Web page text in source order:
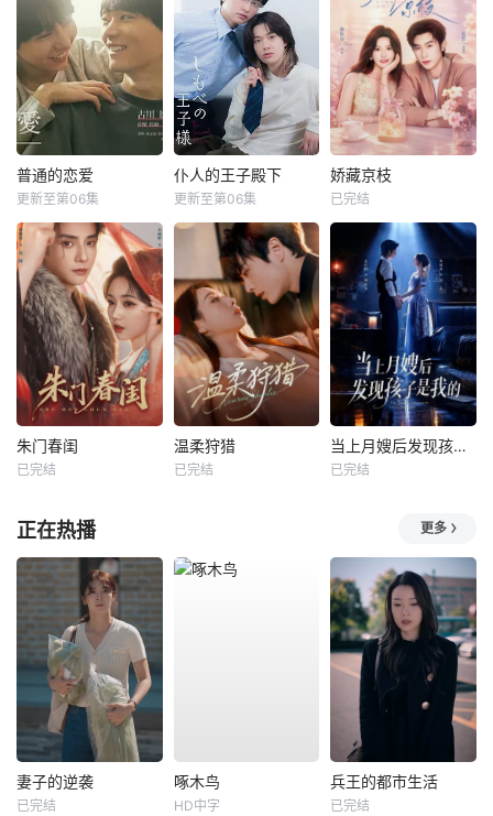
普通的恋爱
更新至第06集
仆人的王子殿下
更新至第06集
娇藏京枝
已完结
朱门春闺
已完结
温柔狩猎
已完结
当上月嫂后发现孩子是我的
已完结
正在热播 更多
妻子的逆袭
已完结
啄木鸟
HD中字
兵王的都市生活
已完结